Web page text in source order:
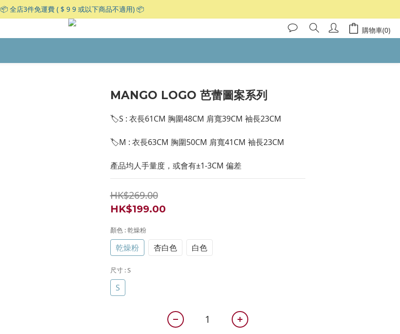
📦 全店3件免運費 ( $ 9 9 或以下商品不適用) 📦
購物車(0)
MANGO LOGO 芭蕾圖案系列
🏷S : 衣長61CM 胸圍48CM 肩寬39CM 袖長23CM
🏷M : 衣長63CM 胸圍50CM 肩寬41CM 袖長23CM
產品均人手量度，或會有±1-3CM 偏差
HK$269.00
HK$199.00
顏色 : 乾燥粉
乾燥粉 杏白色 白色
尺寸 : S
S